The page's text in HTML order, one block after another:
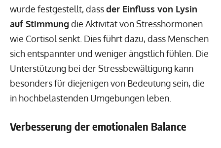
wurde festgestellt, dassder Einfluss von Lysin
auf Stimmung die Aktivität von Stresshormonen
wie Cortisol senkt. Dies führt dazu, dass Menschen
sich entspannter und weniger ängstlich fühlen. Die
Unterstützung bei der Stressbewältigung kann
besonders für diejenigen von Bedeutung sein, die
in hochbelastenden Umgebungen leben.
Verbesserung der emotionalen Balance